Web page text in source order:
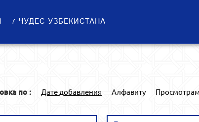
7 ЧУДЕС УЗБЕКИСТАНА
по : Дате добавления Алфавиту Просмотрам